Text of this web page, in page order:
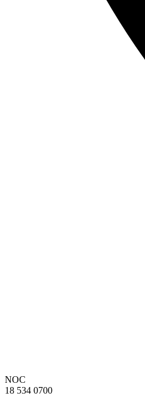
NOC
18 534 0700